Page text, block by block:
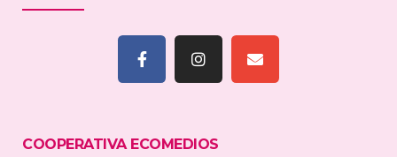
COOPERATIVA ECOMEDIOS